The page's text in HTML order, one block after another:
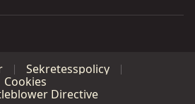
Sekretesspolicy
Cookies
Directive